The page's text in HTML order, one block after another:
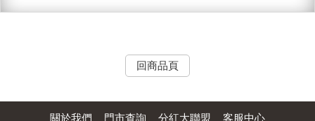
回商品頁
關於我們 門市查詢 分紅大聯盟 客服中心